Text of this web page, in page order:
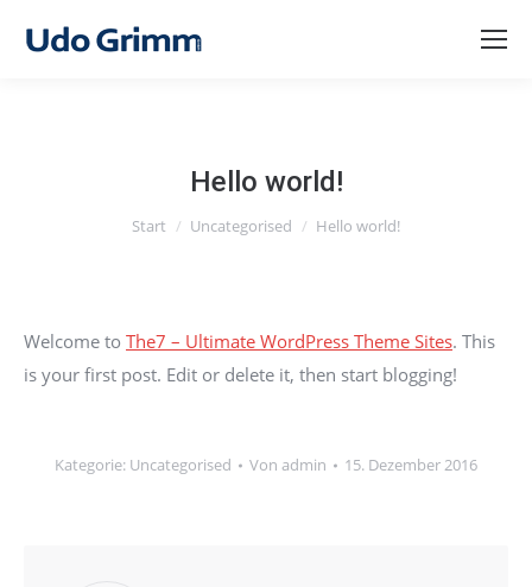
Hello world!
Sie befinden sich hier:
Start Uncategorised Hello world!
Welcome to The7 – Ultimate WordPress Theme Sites. This
is your first post. Edit or delete it, then start blogging!
Kategorie: Uncategorised Von admin 15. Dezember 2016